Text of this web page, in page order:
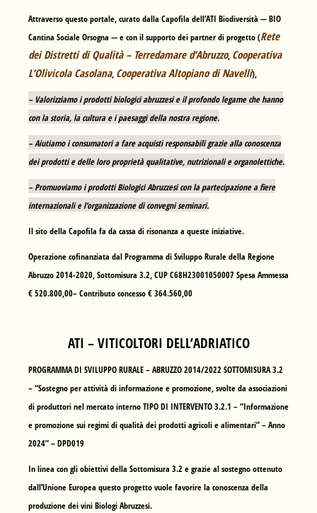
Attraverso questo portale, curato dalla Capofila dell’ATI Biodiversità —BIO
Cantina Sociale Orsogna — e con il supporto dei partner di progetto (Rete
dei Distretti di Qualità – Terredamare d’Abruzzo, Cooperativa
L’Olivicola Casolana, Cooperativa Altopiano di Navelli),
– Valorizziamo i prodotti biologici abruzzesi e il profondo legame che hanno
con la storia, la cultura e i paesaggi della nostra regione.
– Aiutiamo i consumatori a fare acquisti responsabili grazie alla conoscenza
dei prodotti e delle loro proprietà qualitative, nutrizionali e organolettiche.
– Promuoviamo i prodotti Biologici Abruzzesi con la partecipazione a fiere
internazionali e l’organizzazione di convegni seminari.
Il sito della Capofila fa da cassa di risonanza a queste iniziative.
Operazione cofinanziata dal Programma di Sviluppo Rurale della Regione
Abruzzo 2014-2020, Sottomisura 3.2, CUP C68H23001050007 Spesa Ammessa
€ 520.800,00– Contributo concesso € 364.560,00
ATI – VITICOLTORI DELL’ADRIATICO
PROGRAMMA DI SVILUPPO RURALE – ABRUZZO 2014/2022 SOTTOMISURA 3.2
– “Sostegno per attività di informazione e promozione, svolte da associazioni
di produttori nel mercato interno TIPO DI INTERVENTO 3.2.1 – “Informazione
e promozione sui regimi di qualità dei prodotti agricoli e alimentari” – Anno
2024” – DPD019
In linea con gli obiettivi della Sottomisura 3.2 e grazie al sostegno ottenuto
dall’Unione Europea questo progetto vuole favorire la conoscenza della
produzione dei vini Biologi Abruzzesi.